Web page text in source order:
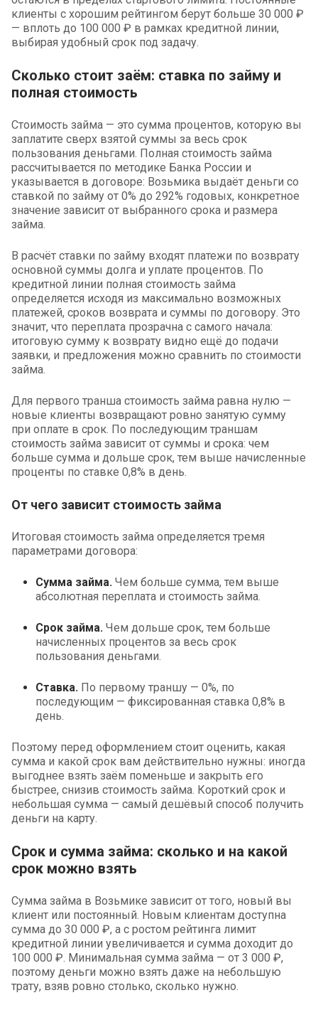
клиенты с хорошим рейтингом берут больше 30 000 ₽
— вплоть до 100 000 ₽ в рамках кредитной линии,
выбирая удобный срок под задачу.
Сколько стоит заём: ставка по займу и
полная стоимость
Стоимость займа — это сумма процентов, которую вы
заплатите сверх взятой суммы за весь срок
пользования деньгами. Полная стоимость займа
рассчитывается по методике Банка России и
указывается в договоре: Возьмика выдаёт деньги со
ставкой по займу от 0% до 292% годовых, конкретное
значение зависит от выбранного срока и размера
займа.
В расчёт ставки по займу входят платежи по возврату
основной суммы долга и уплате процентов. По
кредитной линии полная стоимость займа
определяется исходя из максимально возможных
платежей, сроков возврата и суммы по договору. Это
значит, что переплата прозрачна с самого начала:
итоговую сумму к возврату видно ещё до подачи
заявки, и предложения можно сравнить по стоимости
займа.
Для первого транша стоимость займа равна нулю —
новые клиенты возвращают ровно занятую сумму
при оплате в срок. По последующим траншам
стоимость займа зависит от суммы и срока: чем
больше сумма и дольше срок, тем выше начисленные
проценты по ставке 0,8% в день.
От чего зависит стоимость займа
Итоговая стоимость займа определяется тремя
параметрами договора:
Сумма займа. Чем больше сумма, тем выше
абсолютная переплата и стоимость займа.
Срок займа. Чем дольше срок, тем больше
начисленных процентов за весь срок
пользования деньгами.
Ставка. По первому траншу — 0%, по
последующим — фиксированная ставка 0,8% в
день.
Поэтому перед оформлением стоит оценить, какая
сумма и какой срок вам действительно нужны: иногда
выгоднее взять заём поменьше и закрыть его
быстрее, снизив стоимость займа. Короткий срок и
небольшая сумма — самый дешёвый способ получить
деньги на карту.
Срок и сумма займа: сколько и на какой
срок можно взять
Сумма займа в Возьмике зависит от того, новый вы
клиент или постоянный. Новым клиентам доступна
сумма до 30 000 ₽, а с ростом рейтинга лимит
кредитной линии увеличивается и сумма доходит до
100 000 ₽. Минимальная сумма займа — от 3 000 ₽,
поэтому деньги можно взять даже на небольшую
трату, взяв ровно столько, сколько нужно.